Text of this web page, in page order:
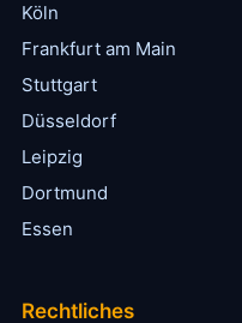
Köln
Frankfurt am Main
Stuttgart
Düsseldorf
Leipzig
Dortmund
Essen
Rechtliches